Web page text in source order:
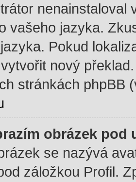
nenainstaloval
vašeho jazyka.
Pokud
nový
stránkách phpBB
obrázek pod
se nazývá
záložkou Profil.